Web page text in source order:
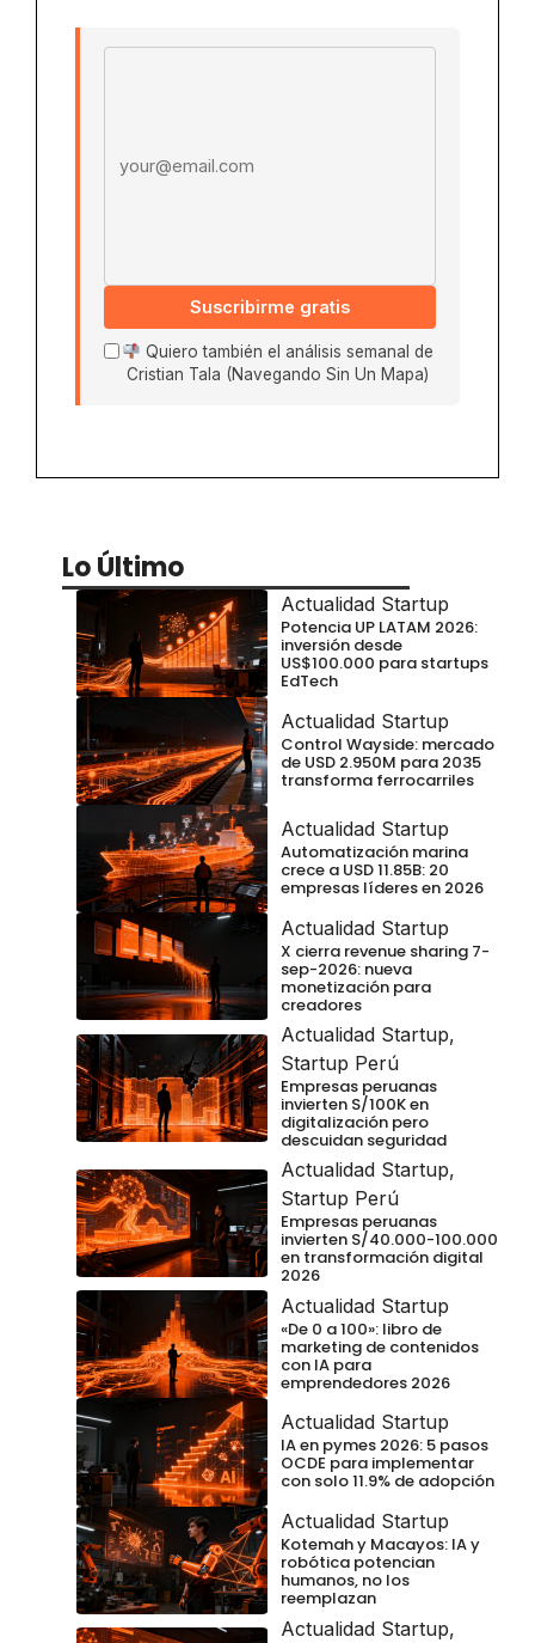
Suscribirme gratis
Quiero también el análisis semanal de
Cristian Tala (Navegando Sin Un Mapa)
Lo Último
Actualidad Startup
Potencia UP LATAM 2026:
inversión desde
US$100.000 para startups
EdTech
Actualidad Startup
Control Wayside: mercado
de USD 2.950M para 2035
transforma ferrocarriles
Actualidad Startup
Automatización marina
crece a USD 11.85B: 20
empresas líderes en 2026
Actualidad Startup
X cierra revenue sharing 7-
sep-2026: nueva
monetización para
creadores
Actualidad Startup,
Startup Perú
Empresas peruanas
invierten S/100K en
digitalización pero
descuidan seguridad
Actualidad Startup,
Startup Perú
Empresas peruanas
invierten S/40.000-100.000
en transformación digital
2026
Actualidad Startup
«De 0 a 100»: libro de
marketing de contenidos
con IA para
emprendedores 2026
Actualidad Startup
IA en pymes 2026: 5 pasos
OCDE para implementar
con solo 11.9% de adopción
Actualidad Startup
Kotemah y Macayos: IA y
robótica potencian
humanos, no los
reemplazan
Actualidad Startup,